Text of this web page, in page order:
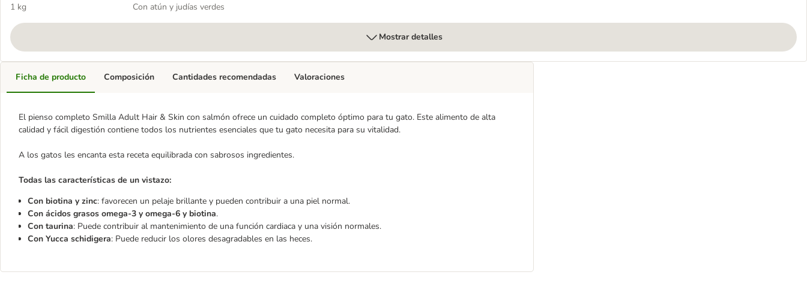
1 kg
Con atún y judías verdes
Mostrar detalles
Ficha de producto
El pienso completo Smilla Adult Hair & Skin con salmón ofrece un cuidado completo óptimo para tu gato. Este alimento de alta
calidad y fácil digestión contiene todos los nutrientes esenciales que tu gato necesita para su vitalidad.
A los gatos les encanta esta receta equilibrada con sabrosos ingredientes.
Todas las características de un vistazo:
Con biotina y zinc: favorecen un pelaje brillante y pueden contribuir a una piel normal.
Con ácidos grasos omega-3 y omega-6 y biotina.
Con taurina: Puede contribuir al mantenimiento de una función cardiaca y una visión normales.
Con Yucca schidigera: Puede reducir los olores desagradables en las heces.
Composición Cantidades recomendadas Valoraciones